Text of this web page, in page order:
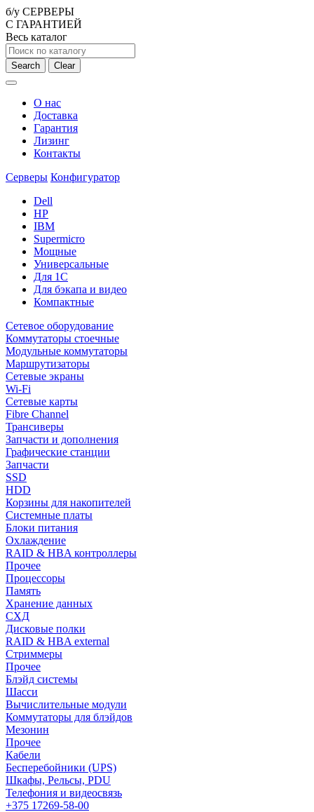
б/у СЕРВЕРЫ
С ГАРАНТИЕЙ
Весь каталог
Search Clear
О нас
Доставка
Гарантия
Лизинг
Контакты
Серверы Конфигуратор
Dell
HP
IBM
Supermicro
Мощные
Универсальные
Для 1С
Для бэкапа и видео
Компактные
Сетевое оборудование
Коммутаторы стоечные
Модульные коммутаторы
Маршрутизаторы
Сетевые экраны
Wi-Fi
Сетевые карты
Fibre Channel
Трансиверы
Запчасти и дополнения
Графические станции
Запчасти
SSD
HDD
Корзины для накопителей
Системные платы
Блоки питания
Охлаждение
RAID & HBA контроллеры
Прочее
Процессоры
Память
Хранение данных
СХД
Дисковые полки
RAID & HBA external
Стриммеры
Прочее
Блэйд системы
Шасси
Вычислительные модули
Коммутаторы для блэйдов
Мезонин
Прочее
Кабели
Бесперебойники (UPS)
Шкафы, Рельсы, PDU
Телефония и видеосвязь
+375 17269-58-00